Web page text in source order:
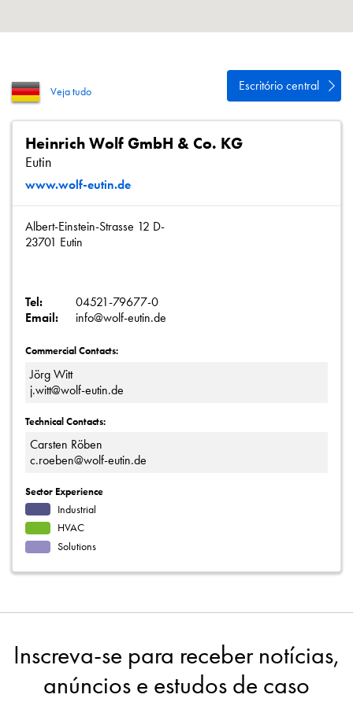
Veja tudo Escritório central
Heinrich Wolf GmbH & Co. KG
Eutin
www.wolf-eutin.de
Albert-Einstein-Strasse 12 D-
23701 Eutin
Tel:
04521-79677-0
Email:
info@wolf-eutin.de
Commercial Contacts:
Jörg Witt
j.witt@wolf-eutin.de
Technical Contacts:
Carsten Röben
c.roeben@wolf-eutin.de
Sector Experience
Industrial
HVAC
Solutions
Inscreva-se para receber notícias,
anúncios e estudos de caso
Mapa do site
iSource Logar